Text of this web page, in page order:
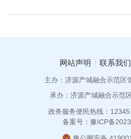
网站声明 联系我们
主办：济源产城融合示范区
承办：济源产城融合示范
政务服务便民热线：
备案号：豫ICP备